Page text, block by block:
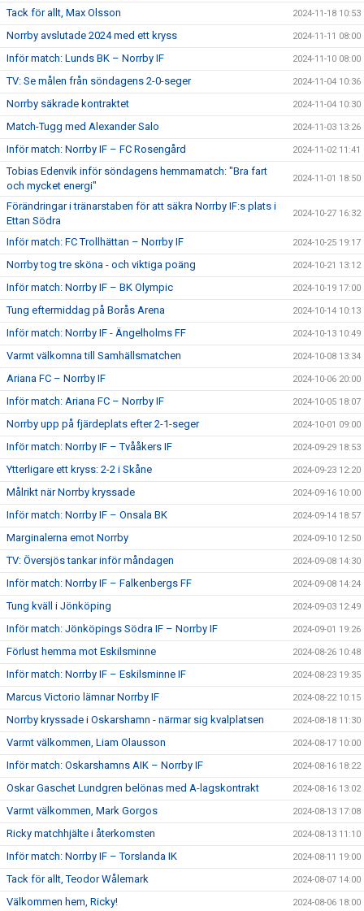
Tack för allt, Max Olsson 2024-11-18 10:53
Norrby avslutade 2024 med ett kryss 2024-11-11 08:00
Inför match: Lunds BK – Norrby IF 2024-11-10 08:00
TV: Se målen från söndagens 2-0-seger 2024-11-04 10:36
Norrby säkrade kontraktet 2024-11-04 10:30
Match-Tugg med Alexander Salo 2024-11-03 13:26
Inför match: Norrby IF – FC Rosengård 2024-11-02 11:41
Tobias Edenvik inför söndagens hemmamatch: "Bra fart
och mycket energi"
2024-11-01 18:50
Förändringar i tränarstaben för att säkra Norrby IF:s plats i
Ettan Södra
2024-10-27 16:32
Inför match: FC Trollhättan – Norrby IF 2024-10-25 19:17
Norrby tog tre sköna - och viktiga poäng 2024-10-21 13:12
Inför match: Norrby IF – BK Olympic 2024-10-19 17:00
Tung eftermiddag på Borås Arena 2024-10-14 10:13
Inför match: Norrby IF - Ängelholms FF 2024-10-13 10:49
Varmt välkomna till Samhällsmatchen 2024-10-08 13:34
Ariana FC – Norrby IF 2024-10-06 20:00
Inför match: Ariana FC – Norrby IF 2024-10-05 18:07
Norrby upp på fjärdeplats efter 2-1-seger 2024-10-01 09:00
Inför match: Norrby IF – Tvååkers IF 2024-09-29 18:53
Ytterligare ett kryss: 2-2 i Skåne 2024-09-23 12:20
Målrikt när Norrby kryssade 2024-09-16 10:00
Inför match: Norrby IF – Onsala BK 2024-09-14 18:57
Marginalerna emot Norrby 2024-09-10 12:50
TV: Översjös tankar inför måndagen 2024-09-08 14:30
Inför match: Norrby IF – Falkenbergs FF 2024-09-08 14:24
Tung kväll i Jönköping 2024-09-03 12:49
Inför match: Jönköpings Södra IF – Norrby IF 2024-09-01 19:26
Förlust hemma mot Eskilsminne 2024-08-26 10:48
Inför match: Norrby IF – Eskilsminne IF 2024-08-23 19:35
Marcus Victorio lämnar Norrby IF 2024-08-22 10:15
Norrby kryssade i Oskarshamn - närmar sig kvalplatsen 2024-08-18 11:30
Varmt välkommen, Liam Olausson 2024-08-17 10:00
Inför match: Oskarshamns AIK – Norrby IF 2024-08-16 18:22
Oskar Gaschet Lundgren belönas med A-lagskontrakt 2024-08-16 13:02
Varmt välkommen, Mark Gorgos 2024-08-13 17:08
Ricky matchhjälte i återkomsten 2024-08-13 11:10
Inför match: Norrby IF – Torslanda IK 2024-08-11 19:00
Tack för allt, Teodor Wålemark 2024-08-07 14:00
Välkommen hem, Ricky! 2024-08-06 18:00